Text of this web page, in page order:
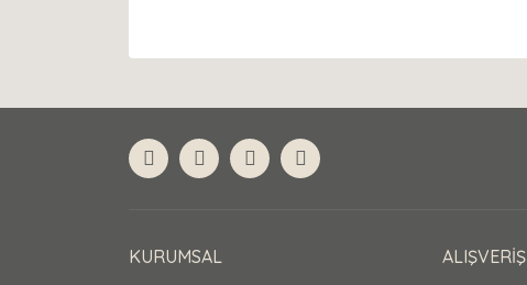
KURUMSAL ALIŞVERİŞ